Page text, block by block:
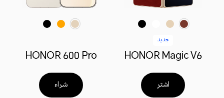
جديد
HONOR Magic V6
اشترِ
HONOR 600 Pro
شراء